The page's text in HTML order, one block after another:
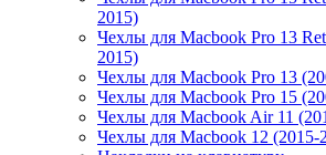
2015)
Чехлы для Macbook Pro 13
2015)
Чехлы для Macbook Pro 13
Чехлы для Macbook Pro 15
Чехлы для Macbook Air 11
Чехлы для Macbook 12 (2015-